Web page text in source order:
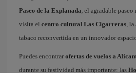
Paseo de la Explanada, el agradable
visita el centro cultural Las Cigarreras, la
tabaco reconvertida en un innovador
Puedes encontrar ofertas de vuelos a
durante su festividad más importante: las